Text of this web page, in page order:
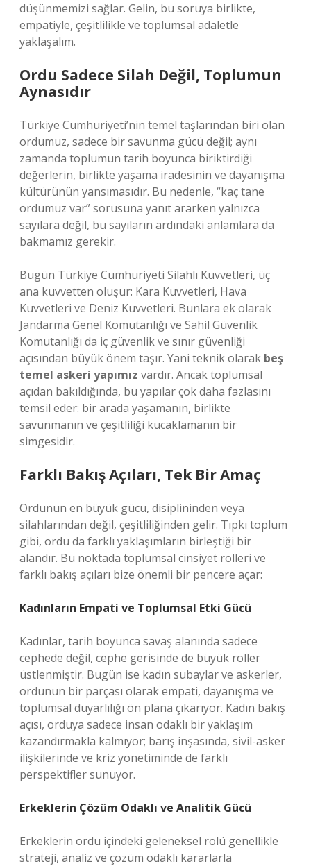
düşünmemizi sağlar. Gelin, bu soruya birlikte,
empatiyle, çeşitlilikle ve toplumsal adaletle
yaklaşalım.
Ordu Sadece Silah Değil, Toplumun
Aynasıdır
Türkiye Cumhuriyeti’nin temel taşlarından biri olan
ordumuz, sadece bir savunma gücü değil; aynı
zamanda toplumun tarih boyunca biriktirdiği
değerlerin, birlikte yaşama iradesinin ve dayanışma
kültürünün yansımasıdır. Bu nedenle, “kaç tane
ordumuz var” sorusuna yanıt ararken yalnızca
sayılara değil, bu sayıların ardındaki anlamlara da
bakmamız gerekir.
Bugün Türkiye Cumhuriyeti Silahlı Kuvvetleri, üç
ana kuvvetten oluşur: Kara Kuvvetleri, Hava
Kuvvetleri ve Deniz Kuvvetleri. Bunlara ek olarak
Jandarma Genel Komutanlığı ve Sahil Güvenlik
Komutanlığı da iç güvenlik ve sınır güvenliği
açısından büyük önem taşır. Yani teknik olarak beş
temel askeri yapımız vardır. Ancak toplumsal
açıdan bakıldığında, bu yapılar çok daha fazlasını
temsil eder: bir arada yaşamanın, birlikte
savunmanın ve çeşitliliği kucaklamanın bir
simgesidir.
Farklı Bakış Açıları, Tek Bir Amaç
Ordunun en büyük gücü, disiplininden veya
silahlarından değil, çeşitliliğinden gelir. Tıpkı toplum
gibi, ordu da farklı yaklaşımların birleştiği bir
alandır. Bu noktada toplumsal cinsiyet rolleri ve
farklı bakış açıları bize önemli bir pencere açar:
Kadınların Empati ve Toplumsal Etki Gücü
Kadınlar, tarih boyunca savaş alanında sadece
cephede değil, cephe gerisinde de büyük roller
üstlenmiştir. Bugün ise kadın subaylar ve askerler,
ordunun bir parçası olarak empati, dayanışma ve
toplumsal duyarlılığı ön plana çıkarıyor. Kadın bakış
açısı, orduya sadece insan odaklı bir yaklaşım
kazandırmakla kalmıyor; barış inşasında, sivil-asker
ilişkilerinde ve kriz yönetiminde de farklı
perspektifler sunuyor.
Erkeklerin Çözüm Odaklı ve Analitik Gücü
Erkeklerin ordu içindeki geleneksel rolü genellikle
strateji, analiz ve çözüm odaklı kararlarla